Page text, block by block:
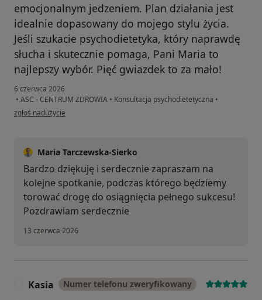
emocjonalnym jedzeniem. Plan działania jest
idealnie dopasowany do mojego stylu życia.
Jeśli szukacie psychodietetyka, który naprawdę
słucha i skutecznie pomaga, Pani Maria to
najlepszy wybór. Pięć gwiazdek to za mało!
6 czerwca 2026
• ASC - CENTRUM ZDROWIA • Konsultacja psychodietetyczna •
w opinii użytkownika Anna
zgłoś nadużycie
Maria Tarczewska-Sierko
Bardzo dziękuję i serdecznie zapraszam na
kolejne spotkanie, podczas którego będziemy
torować drogę do osiągnięcia pełnego sukcesu!
Pozdrawiam serdecznie
13 czerwca 2026
Kasia Numer telefonu zweryfikowany